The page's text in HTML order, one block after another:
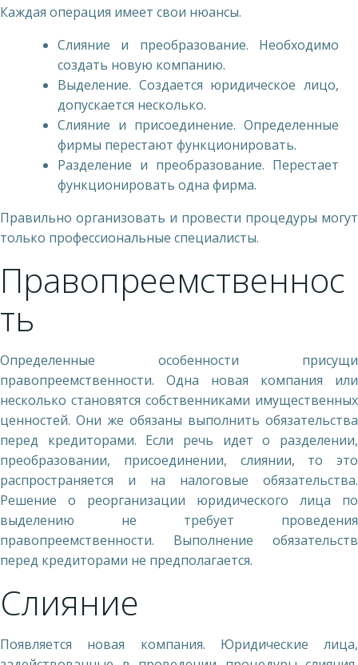
Каждая операция имеет свои нюансы.
Слияние и преобразование. Необходимо
создать новую компанию.
Выделение. Создается юридическое лицо,
допускается несколько.
Слияние и присоединение. Определенные
фирмы перестают функционировать.
Разделение и преобразование. Перестает
функционировать одна фирма.
Правильно организовать и провести процедуры могут
только профессиональные специалисты.
Правопреемственнос
ть
Определенные особенности присущи
правопреемственности. Одна новая компания или
несколько становятся собственниками имущественных
ценностей. Они же обязаны выполнить обязательства
перед кредиторами. Если речь идет о разделении,
преобразовании, присоединении, слиянии, то это
распространяется и на налоговые обязательства.
Решение о реорганизации юридического лица по
выделению не требует проведения
правопреемственности. Выполнение обязательств
перед кредиторами не предполагается.
Слияние
Появляется новая компания. Юридические лица,